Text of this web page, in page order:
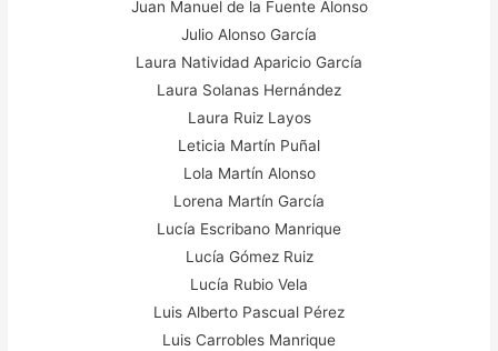
Juan Manuel de la Fuente Alonso
Julio Alonso García
Laura Natividad Aparicio García
Laura Solanas Hernández
Laura Ruiz Layos
Leticia Martín Puñal
Lola Martín Alonso
Lorena Martín García
Lucía Escribano Manrique
Lucía Gómez Ruiz
Lucía Rubio Vela
Luis Alberto Pascual Pérez
Luis Carrobles Manrique